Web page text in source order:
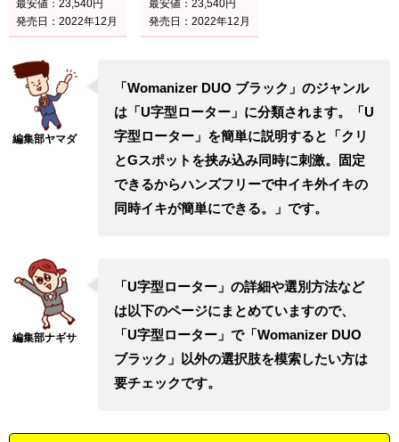
最安値：23,540円
発売日：2022年12月
最安値：23,540円
発売日：2022年12月
「Womanizer DUO ブラック」のジャンル
は「U字型ローター」に分類されます。「U
字型ローター」を簡単に説明すると「クリ
とGスポットを挟み込み同時に刺激。固定
できるからハンズフリーで中イキ外イキの
同時イキが簡単にできる。」です。
「U字型ローター」の詳細や選別方法など
は以下のページにまとめていますので、
「U字型ローター」で「Womanizer DUO
ブラック」以外の選択肢を模索したい方は
要チェックです。